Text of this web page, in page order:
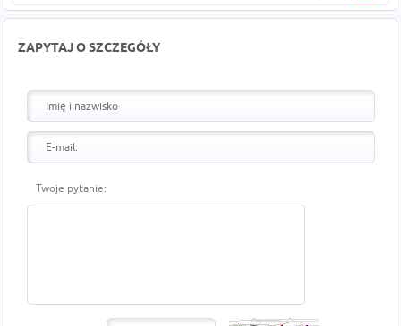
ZAPYTAJ O SZCZEGÓŁY
Twoje pytanie: